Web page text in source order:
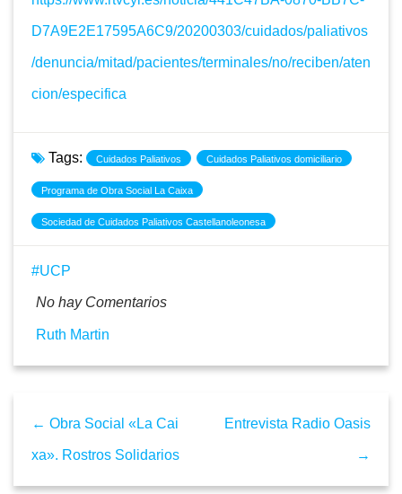
D7A9E2E17595A6C9/20200303/cuidados/paliativos
/denuncia/mitad/pacientes/terminales/no/reciben/aten
cion/especifica
Tags: Cuidados Paliativos Cuidados Paliativos domiciliario
Programa de Obra Social La Caixa
Sociedad de Cuidados Paliativos Castellanoleonesa
UCP
No hay Comentarios
Ruth Martin
← Obra Social «La Cai
xa». Rostros Solidarios
Entrevista Radio Oasis
→